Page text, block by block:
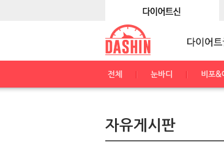
전체 눈바디 비포&
자유게시판